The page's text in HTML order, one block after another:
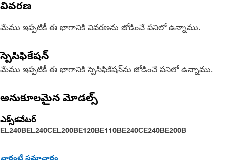
వివరణ
మేము ఇప్పటికీ ఈ భాగానికి వివరణను జోడించే పనిలో ఉన్నాము.
స్పెసిఫికేషన్
మేము ఇప్పటికీ ఈ భాగానికి స్పెసిఫికేషన్‌ను జోడించే పనిలో ఉన్నాము.
అనుకూలమైన మోడల్స్
ఎక్స్‌కవేటర్
EL240BEL240CEL200BE120BE110BE240CE240BE200B
వారంటీ సమాచారం